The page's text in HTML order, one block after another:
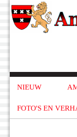
NIEUW
FOTO'S EN